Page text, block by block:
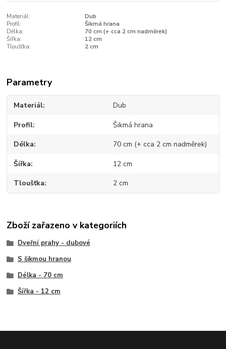
Materiál:
Dub
Profil:
Šikmá hrana
Délka:
70 cm (+ cca 2 cm nadměrek)
Šířka:
12 cm
Tloušťka:
2 cm
Parametry
Materiál Dub
Profil Šikmá hrana
Délka 70 cm (+ cca 2 cm nadměrek)
Šířka 12 cm
Tloušťka 2 cm
Zboží zařazeno v kategoriích
Dveřní prahy - dubové
S šikmou hranou
Délka - 70 cm
Šířka - 12 cm